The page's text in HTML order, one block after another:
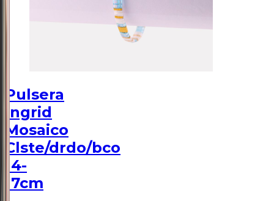
Pulsera
Ingrid
Mosaico
Clste/drdo/bco
14-
17cm